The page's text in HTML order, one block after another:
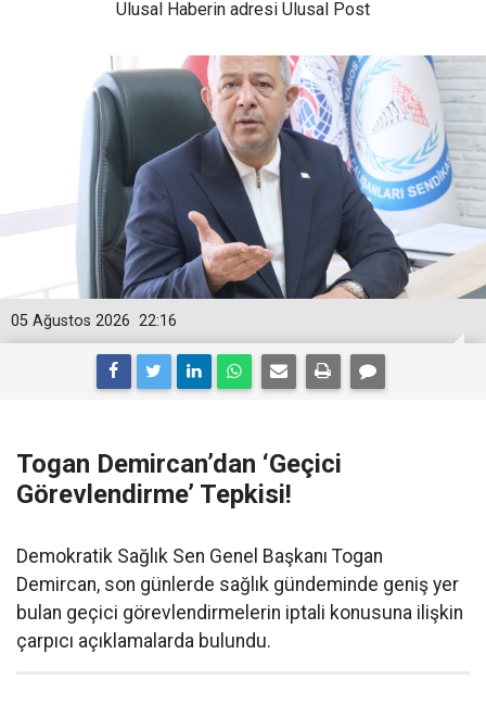
Ulusal Haberin adresi Ulusal Post
22:16
05 Ağustos 2026
Togan Demircan’dan ‘Geçici
Görevlendirme’ Tepkisi!
Demokratik Sağlık Sen Genel Başkanı Togan
Demircan, son günlerde sağlık gündeminde geniş yer
bulan geçici görevlendirmelerin iptali konusuna ilişkin
çarpıcı açıklamalarda bulundu.